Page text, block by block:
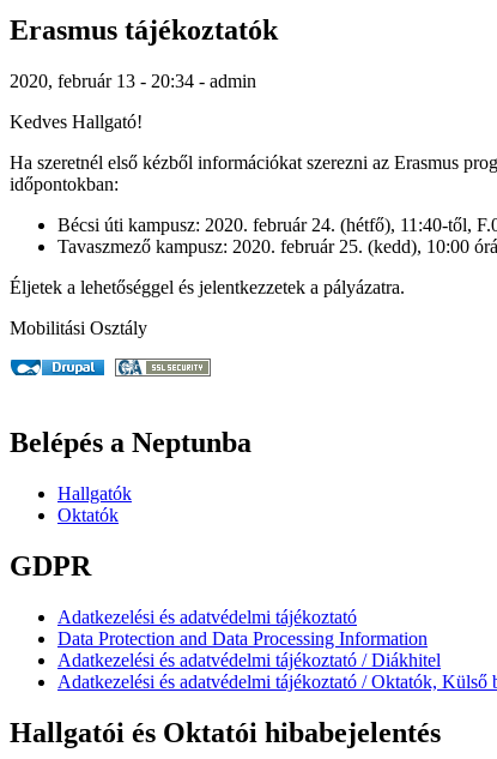
Erasmus tájékoztatók
2020, február 13 - 20:34 - admin
Kedves Hallgató!
Ha szeretnél első kézből információkat szerezni az Erasmus
időpontokban:
Bécsi úti kampusz: 2020. február 24. (hétfő), 11:40-től,
Tavaszmező kampusz: 2020. február 25. (kedd), 10:00
Éljetek a lehetőséggel és jelentkezzetek a pályázatra.
Mobilitási Osztály
Belépés a Neptunba
Hallgatók
Oktatók
GDPR
Adatkezelési és adatvédelmi tájékoztató
Data Protection and Data Processing Information
Adatkezelési és adatvédelmi tájékoztató / Diákhitel
Adatkezelési és adatvédelmi tájékoztató / Oktatók, Külső
Hallgatói és Oktatói hibabejelentés